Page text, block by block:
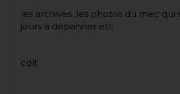
les archives ,les photos du mec qui
jours à dépanner etc
cdlt